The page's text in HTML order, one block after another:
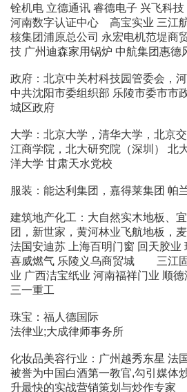
铨机电 立德通讯 睿德电子 兴飞科
河南数字认证中心 高宝实业 三江
核集团浦原总公司 永宏电机范堤商
技 广州迪森家用锅炉 中航集团惠德
政府：北京中关村科技园管委会，
中共沈阳市委组织部 乐陵市委市市
城区政府
大学：北京大学，清华大学，北京
江商学院，北大研究院（深圳） 北
洋大学 甘肃天水党校
服装：能达利集团，嘉得莱集团 帕
建筑地产化工：大自然实木地板、
团，新世家，黄河林业飞航地板，
法国安迪苏 上海百明门窗 回天胶业
喜威燃气 乐陵义乌商贸城 三江
业 广西洁宝纸业 河南福祥门业 顺
三一重工
珠宝：福人德国际
法律业;大成律师事务所
化妆品美容行业：广州越秀东星 法
被誉为中国白酒第一教官,勾引媒体
升最快的实战营销策划与炒作专家